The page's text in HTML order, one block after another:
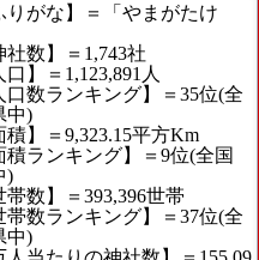
りがな】＝「やまがたけ
社数】＝1,743社
口】＝1,123,891人
口数ランキング】＝35位(全
中)
積】＝9,323.15平方Km
積ランキング】＝9位(全国
)
帯数】＝393,396世帯
帯数ランキング】＝37位(全
中)